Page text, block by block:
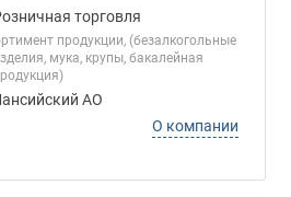
торговля
продукции, (безалкогольные
мука, крупы, бакалейная
АО
О компании